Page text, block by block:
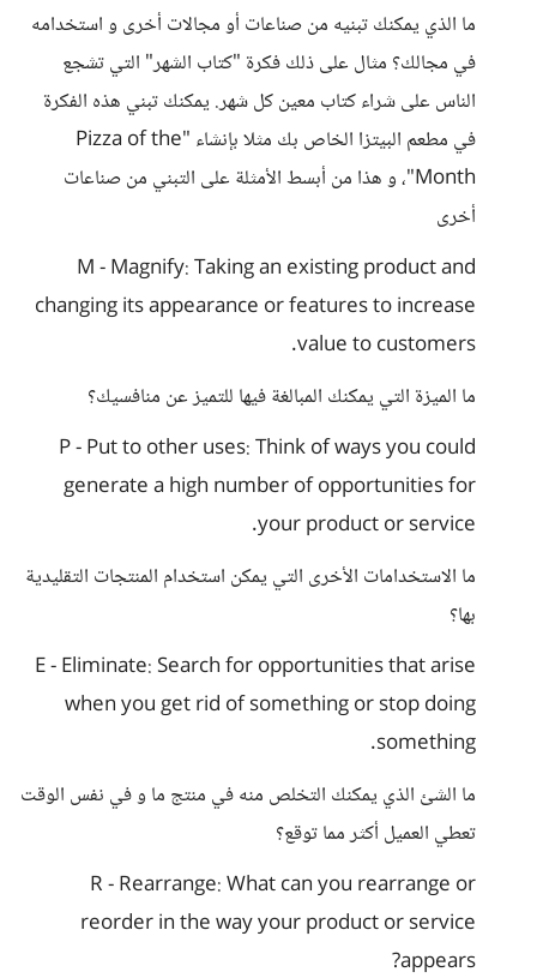
ما الذي يمكنك تبنيه من صناعات أو مجالات أخرى و استخدامه
في مجالك؟ مثال على ذلك فكرة "كتاب الشهر" التي تشجع
الناس على شراء كتاب معين كل شهر. يمكنك تبني هذه الفكرة
في مطعم البيتزا الخاص بك مثلا بإنشاء "Pizza of the
Month"، و هذا من أبسط الأمثلة على التبني من صناعات
أخرى
M - Magnify: Taking an existing product and
changing its appearance or features to increase
value to customers.
ما الميزة التي يمكنك المبالغة فيها للتميز عن منافسيك؟
P - Put to other uses: Think of ways you could
generate a high number of opportunities for
your product or service.
ما الاستخدامات الأخرى التي يمكن استخدام المنتجات التقليدية
بها؟
E - Eliminate: Search for opportunities that arise
when you get rid of something or stop doing
something.
ما الشئ الذي يمكنك التخلص منه في منتج ما و في نفس الوقت
تعطي العميل أكثر مما توقع؟
R - Rearrange: What can you rearrange or
reorder in the way your product or service
appears?